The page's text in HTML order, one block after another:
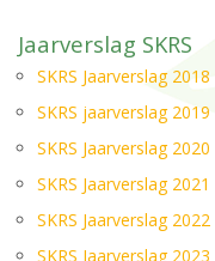
Jaarverslag SKRS
SKRS Jaarverslag 2018
SKRS jaarverslag 2019
SKRS Jaarverslag 2020
SKRS Jaarverslag 2021
SKRS Jaarverslag 2022
SKRS Jaarverslag 2023